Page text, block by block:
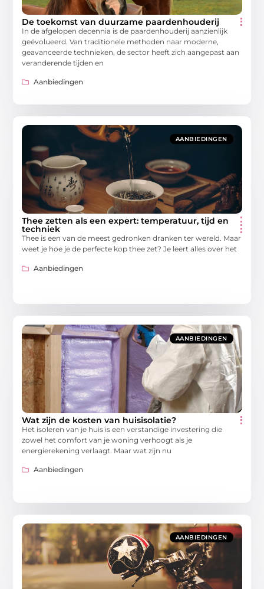
De toekomst van duurzame paardenhouderij
In de afgelopen decennia is de paardenhouderij aanzienlijk
geëvolueerd. Van traditionele methoden naar moderne,
geavanceerde technieken, de sector heeft zich aangepast aan
veranderende tijden en
Aanbiedingen
AANBIEDINGEN
Thee zetten als een expert: temperatuur, tijd en
techniek
Thee is een van de meest gedronken dranken ter wereld. Maar
weet je hoe je de perfecte kop thee zet? Je leert alles over het
Aanbiedingen
AANBIEDINGEN
Wat zijn de kosten van huisisolatie?
Het isoleren van je huis is een verstandige investering die
zowel het comfort van je woning verhoogt als je
energierekening verlaagt. Maar wat zijn nu
Aanbiedingen
AANBIEDINGEN